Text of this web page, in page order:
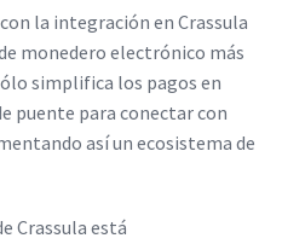
la integración en Crassula
monedero electrónico más
simplifica los pagos en
puente para conectar con
así un ecosistema de
Crassula está